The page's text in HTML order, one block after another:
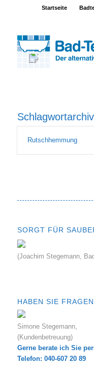
Startseite
Rutschhemmung
SORGT FÜR
(Joachim Stegemann,
HABEN SIE
Simone Stegemann,
(Kundenbetreuung)
Gerne berate ich Sie
Telefon: 040-607 20 89